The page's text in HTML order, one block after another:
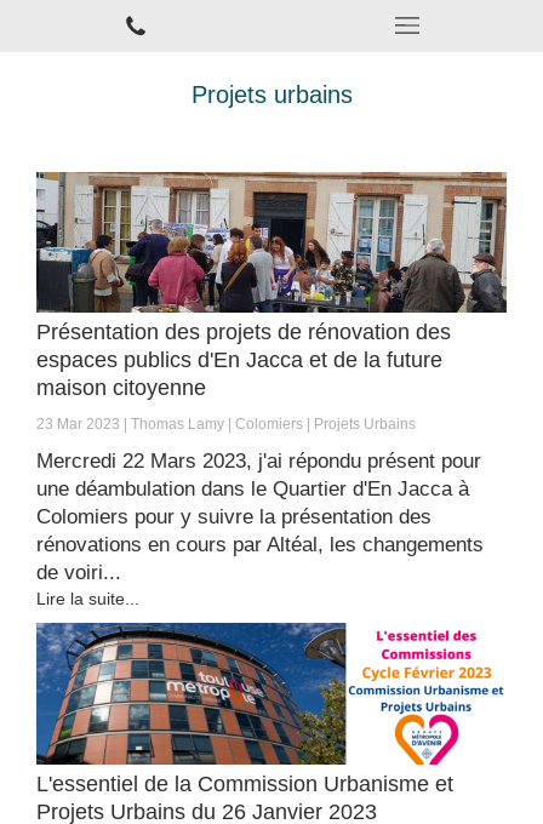
Projets urbains
Présentation des projets de rénovation des
espaces publics d'En Jacca et de la future
maison citoyenne
23 Mar 2023 Thomas Lamy Colomiers Projets Urbains
Mercredi 22 Mars 2023, j'ai répondu présent pour
une déambulation dans le Quartier d'En Jacca à
Colomiers pour y suivre la présentation des
rénovations en cours par Altéal, les changements
de voiri...
Lire la suite...
L'essentiel de la Commission Urbanisme et
Projets Urbains du 26 Janvier 2023